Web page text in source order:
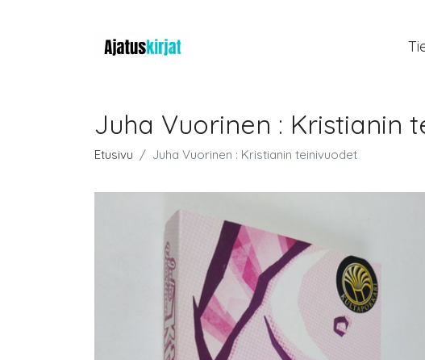
Juha Vuorinen : Kristianin
Etusivu Juha Vuorinen : Kristianin teinivuodet